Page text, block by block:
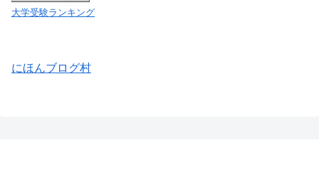
大学受験ランキング
にほんブログ村